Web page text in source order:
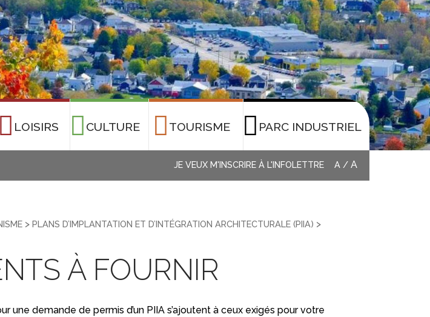
LOISIRS CULTURE TOURISME PARC INDUSTRIEL
JE VEUX M'INSCRIRE À L'INFOLETTRE A / A
> PLANS D’IMPLANTATION ET D’INTÉGRATION ARCHITECTURALE (PIIA) >
À FOURNIR
une demande de permis d’un PIIA s’ajoutent à ceux exigés pour votre